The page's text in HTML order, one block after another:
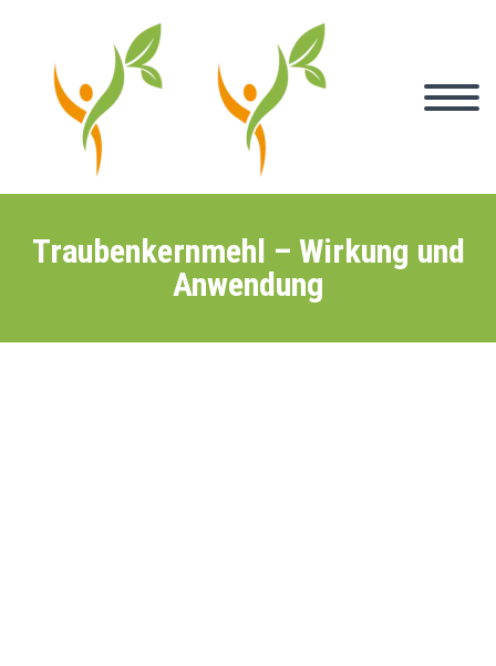
Traubenkernmehl – Wirkung und
Anwendung